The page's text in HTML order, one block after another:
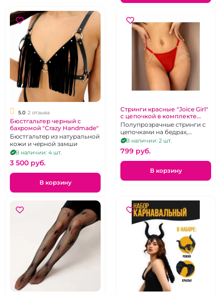
5.0 2 отзыва
Бюстгальтер черный с
бахромой "Crazy Handmade"
Бюстгальтер из натуральной
кожи и черной замши
В наличии: 4 шт.
3 500 pуб.
В корзину
Стринги красные "Joice Girl"
с цепочкой в комплекте
размер XL
Полупрозрачные стринги с
цепочками на бедрах,
красные, 42-46
В наличии: 2 шт.
799 pуб.
В корзину